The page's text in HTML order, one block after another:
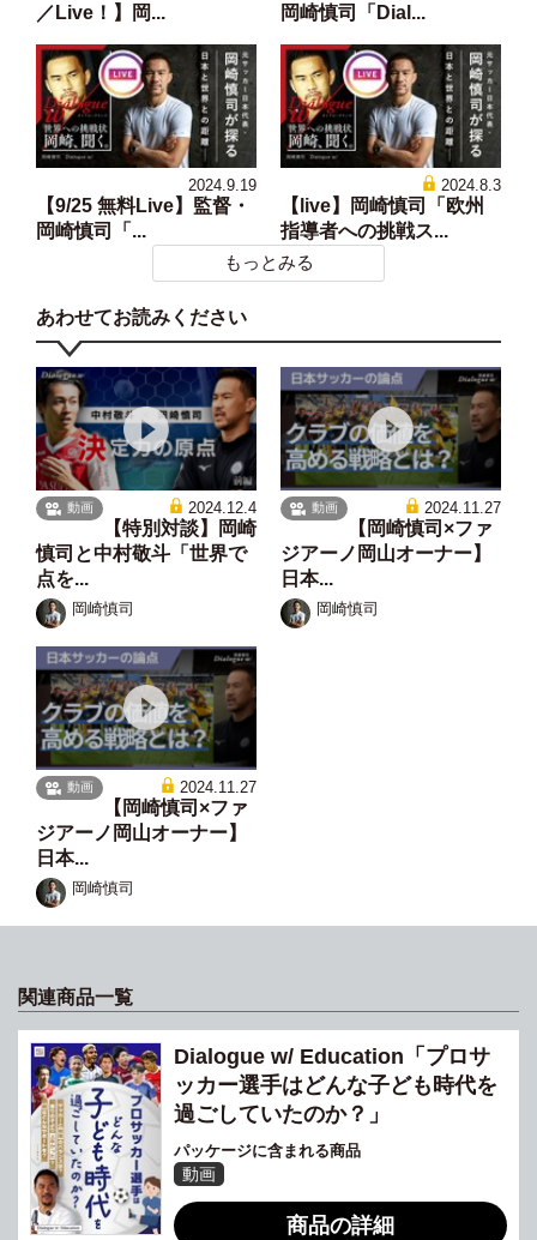
／Live！】岡...
岡崎慎司「Dial...
2024.9.19
【9/25 無料Live】監督・
岡崎慎司「...
2024.8.3
【live】岡崎慎司「欧州
指導者への挑戦ス...
もっとみる
あわせてお読みください
動画 2024.12.4
【特別対談】岡崎
慎司と中村敬斗「世界で
点を...
岡崎慎司
動画 2024.11.27
【岡崎慎司×ファ
ジアーノ岡山オーナー】
日本...
岡崎慎司
動画 2024.11.27
【岡崎慎司×ファ
ジアーノ岡山オーナー】
日本...
岡崎慎司
関連商品一覧
Dialogue w/ Education「プロサ
ッカー選手はどんな子ども時代を
過ごしていたのか？」
パッケージに含まれる商品
動画
商品の詳細